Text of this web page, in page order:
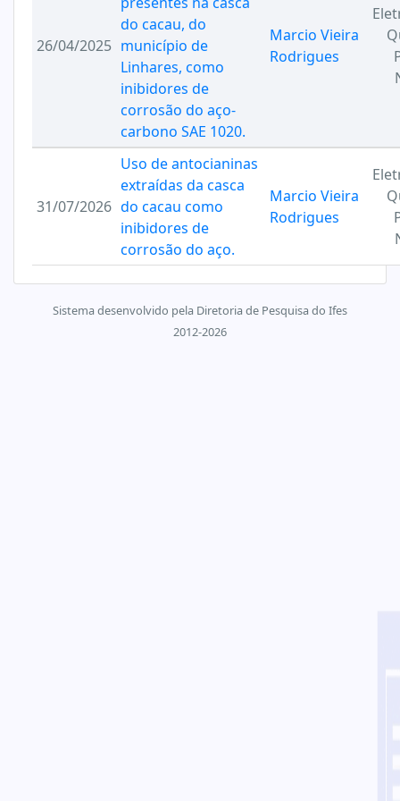
26/04/2025
do cacau, do
município de
Linhares, como
inibidores de
corrosão do aço-
carbono SAE 1020.
Marcio Vieira
Rodrigues
31/07/2026
Uso de antocianinas
extraídas da casca
do cacau como
inibidores de
corrosão do aço.
Marcio Vieira
Rodrigues
Sistema desenvolvido pela Diretoria de Pesquisa do Ifes
2012-2026